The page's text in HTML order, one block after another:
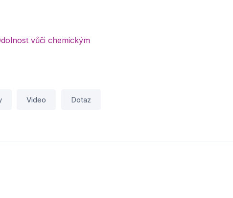
vůči chemickým
Video Dotaz